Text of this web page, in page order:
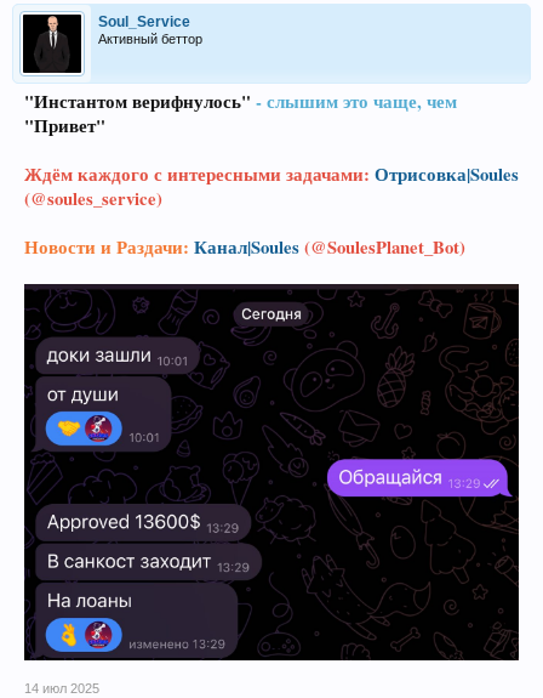
Soul_Service
Активный беттор
"Инстантом верифнулось" - слышим это чаще, чем
"Привет"
Ждём каждого с интересными задачами: Отрисовка|Soules
(@soules_service)
Новости и Раздачи: Канал|Soules(@SoulesPlanet_Bot)
14 июл 2025